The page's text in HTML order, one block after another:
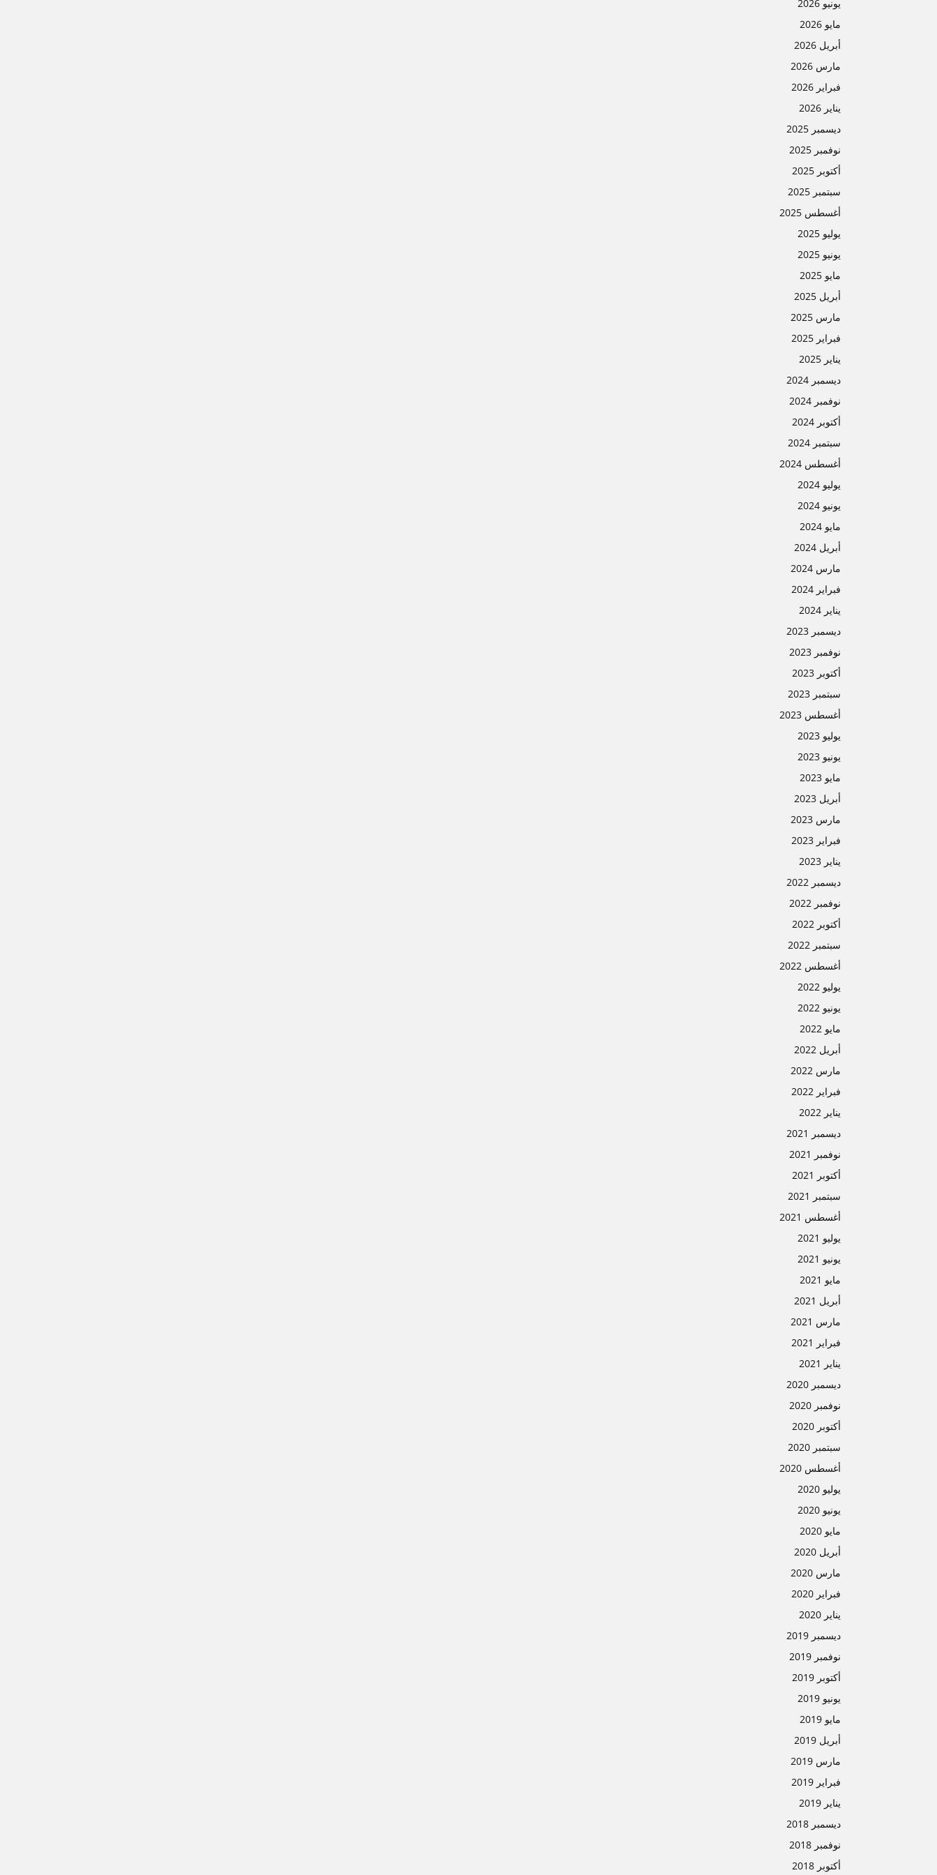
يونيو 2026
مايو 2026
أبريل 2026
مارس 2026
فبراير 2026
يناير 2026
ديسمبر 2025
نوفمبر 2025
أكتوبر 2025
سبتمبر 2025
أغسطس 2025
يوليو 2025
يونيو 2025
مايو 2025
أبريل 2025
مارس 2025
فبراير 2025
يناير 2025
ديسمبر 2024
نوفمبر 2024
أكتوبر 2024
سبتمبر 2024
أغسطس 2024
يوليو 2024
يونيو 2024
مايو 2024
أبريل 2024
مارس 2024
فبراير 2024
يناير 2024
ديسمبر 2023
نوفمبر 2023
أكتوبر 2023
سبتمبر 2023
أغسطس 2023
يوليو 2023
يونيو 2023
مايو 2023
أبريل 2023
مارس 2023
فبراير 2023
يناير 2023
ديسمبر 2022
نوفمبر 2022
أكتوبر 2022
سبتمبر 2022
أغسطس 2022
يوليو 2022
يونيو 2022
مايو 2022
أبريل 2022
مارس 2022
فبراير 2022
يناير 2022
ديسمبر 2021
نوفمبر 2021
أكتوبر 2021
سبتمبر 2021
أغسطس 2021
يوليو 2021
يونيو 2021
مايو 2021
أبريل 2021
مارس 2021
فبراير 2021
يناير 2021
ديسمبر 2020
نوفمبر 2020
أكتوبر 2020
سبتمبر 2020
أغسطس 2020
يوليو 2020
يونيو 2020
مايو 2020
أبريل 2020
مارس 2020
فبراير 2020
يناير 2020
ديسمبر 2019
نوفمبر 2019
أكتوبر 2019
يونيو 2019
مايو 2019
أبريل 2019
مارس 2019
فبراير 2019
يناير 2019
ديسمبر 2018
نوفمبر 2018
أكتوبر 2018